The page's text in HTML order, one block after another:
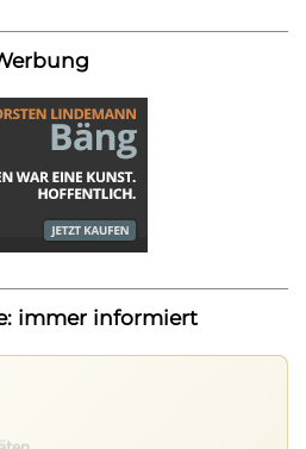
immer informiert